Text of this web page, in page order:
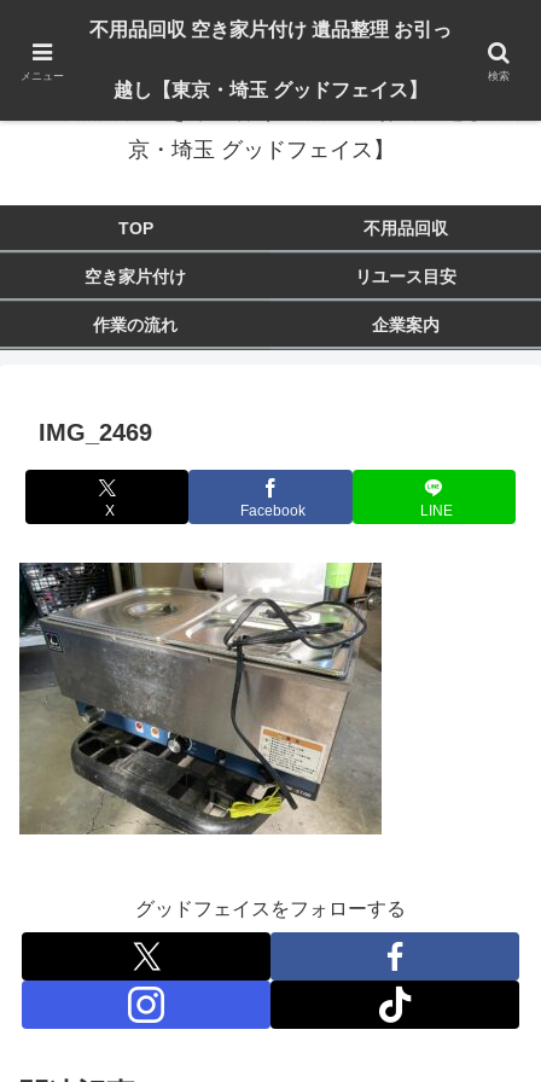
出張対応エリア：埼玉県 入間市 狭山市 飯能市 所沢市 川越市 日高市 鶴ヶ島市
京・埼玉 グッドフェイス】
TOP 不用品回収
空き家片付け リユース目安
作業の流れ 企業案内
IMG_2469
X Facebook LINE
グッドフェイスをフォローする
メニュー
不用品回収 空き家片付け 遺品整理 お引っ
越し【東京・埼玉 グッドフェイス】
検索